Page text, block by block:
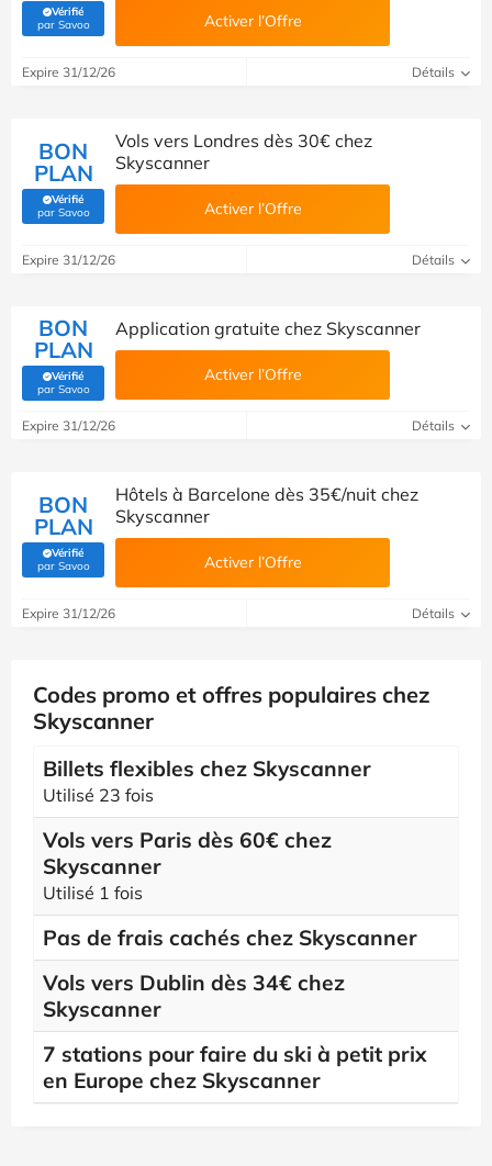
Vérifié
par Savoo(Vérifié par Savoo) Activer l’Offre
Expire 31/12/26 Détails
BON
PLAN
Vérifié
par Savoo(Vérifié par Savoo)
Vols vers Londres dès 30€ chez
Skyscanner
Activer l’Offre
Expire 31/12/26 Détails
BON
PLAN
Vérifié
par Savoo(Vérifié par Savoo)
Application gratuite chez Skyscanner
Activer l’Offre
Expire 31/12/26 Détails
BON
PLAN
Vérifié
par Savoo(Vérifié par Savoo)
Hôtels à Barcelone dès 35€/nuit chez
Skyscanner
Activer l’Offre
Expire 31/12/26 Détails
Codes promo et offres populaires chez
Skyscanner
Billets flexibles chez Skyscanner
Utilisé 23 fois
Vols vers Paris dès 60€ chez
Skyscanner
Utilisé 1 fois
Pas de frais cachés chez Skyscanner
Vols vers Dublin dès 34€ chez
Skyscanner
7 stations pour faire du ski à petit prix
en Europe chez Skyscanner